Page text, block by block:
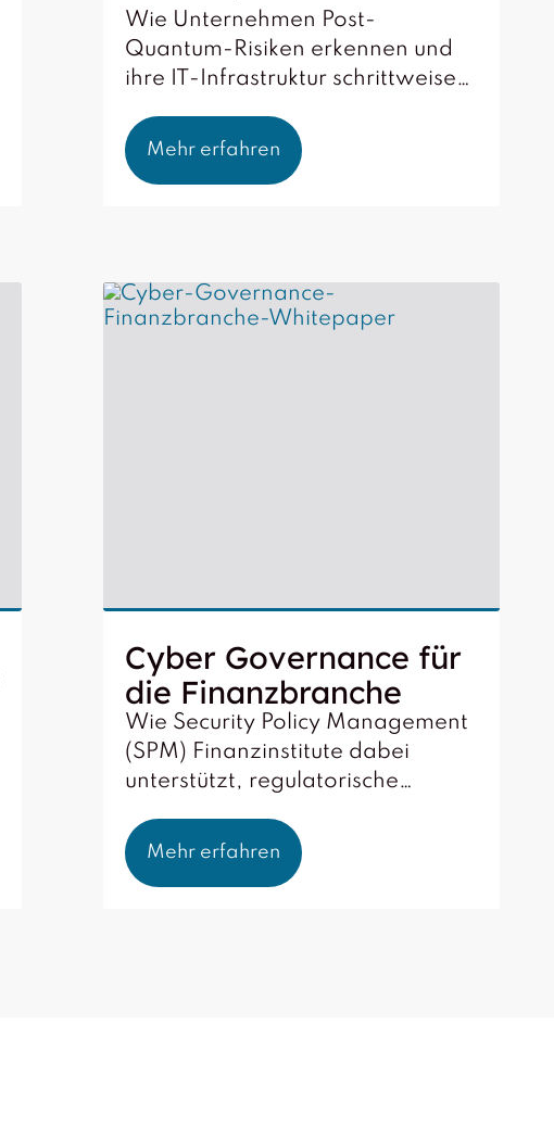
Wie Unternehmen Post-
Quantum-Risiken erkennen und
ihre IT-Infrastruktur schrittweise…
Mehr erfahren
Cyber Governance für
die Finanzbranche
Wie Security Policy Management
(SPM) Finanzinstitute dabei
unterstützt, regulatorische…
Mehr erfahren